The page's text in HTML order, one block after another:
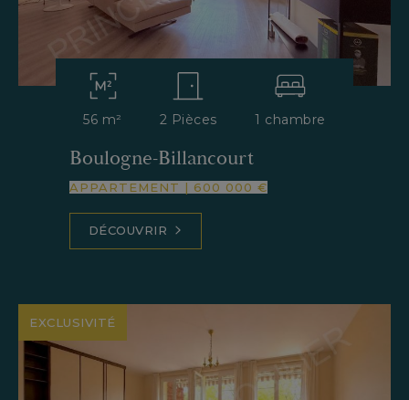
56 m² 2 Pièces 1 chambre
Boulogne-Billancourt
APPARTEMENT | 600 000 €
DÉCOUVRIR
EXCLUSIVITÉ